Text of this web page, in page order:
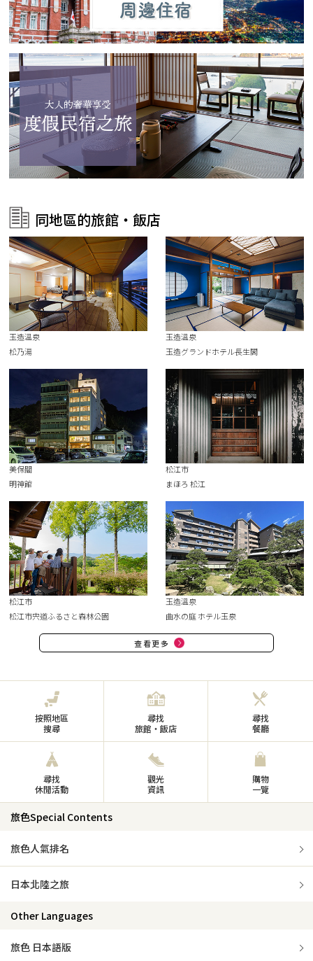
同地區的旅館・飯店
玉造溫泉
松乃湯
玉造溫泉
玉造グランドホテル長生閣
美保關
明神館
松江市
まほろ 松江
松江市
松江市宍道ふるさと森林公園
玉造溫泉
曲水の庭 ホテル玉泉
查看更多
按照地區
搜尋
尋找
旅館・飯店
尋找
餐廳
尋找
休閒活動
觀光
資訊
購物
一覽
旅色Special Contents
旅色人氣排名
日本北陸之旅
Other Languages
旅色 日本語版